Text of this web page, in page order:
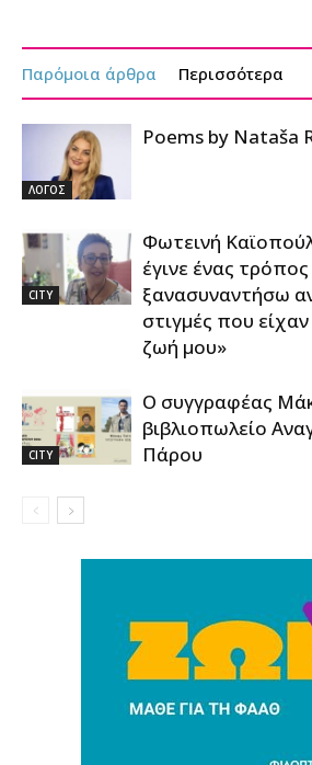
Παρόμοια άρθρα Περισσότερα
ΛΟΓΟΣ
Poems by Nataša
CITY
Φωτεινή
έγινε ένας
ξανασυναντήσω
στιγμές που
ζωή μου»
CITY
Ο συγγραφέας
βιβλιοπωλείο
Πάρου